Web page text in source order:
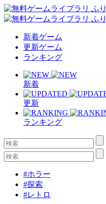
新着ゲーム
更新ゲーム
ランキング
新着
更新
ランキング
#ホラー
#探索
#レトロ